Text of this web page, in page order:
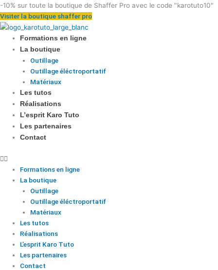
Aller
au
contenu
-10% sur toute la boutique de Shaffer Pro avec le code "karotuto10"
Visiter la boutique shaffer pro
Formations en ligne
La boutique
Outillage
Outillage éléctroportatif
Matériaux
Les tutos
Réalisations
L’esprit Karo Tuto
Les partenaires
Contact
Formations en ligne
La boutique
Outillage
Outillage éléctroportatif
Matériaux
Les tutos
Réalisations
L’esprit Karo Tuto
Les partenaires
Contact